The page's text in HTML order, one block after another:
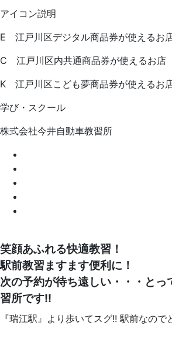
アイコン説明
E
江戸川区デジタル商品券が使えるお
C
江戸川区内共通商品券が使えるお店
K
江戸川区こども夢商品券が使えるお
学び・スクール
株式会社今井自動車教習所
笑顔あふれる快適教習！
駅前教習ますます便利に！
次の予約が待ち遠しい・・・とっ
習所です!!
『瑞江駅』より歩いてスグ!! 駅前なので